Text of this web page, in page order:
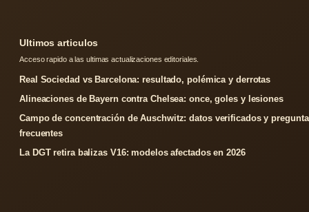
Ultimos articulos
Acceso rapido a las ultimas actualizaciones editoriales.
Real Sociedad vs Barcelona: resultado, polémica y derrotas
Alineaciones de Bayern contra Chelsea: once, goles y lesiones
Campo de concentración de Auschwitz: datos verificados y
frecuentes
La DGT retira balizas V16: modelos afectados en 2026